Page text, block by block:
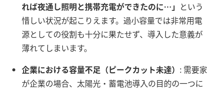
れば夜通し照明と携帯充電ができたのに…」 という
惜しい状況が起こりえます。過小容量では非常用電
源としての役割も十分に果たせず、導入した意義が
薄れてしまいます。
企業における容量不足（ピークカット未達） : 需要家
が企業の場合、太陽光・蓄電池導入の目的の一つに